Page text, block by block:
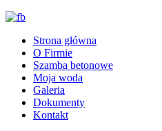
Strona główna
O Firmie
Szamba betonowe
Moja woda
Galeria
Dokumenty
Kontakt